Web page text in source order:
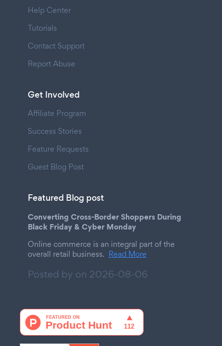
Help Center
Tutorials
Contact Support
Report Abuse
Get Involved
Affiliate Program
Success Stories
Feature Requests
Guest Blog Post
Featured Blog post
Converting Cross-Border Shoppers During
Black Friday & Cyber Monday
Online commerce is an integral part of the
overall retail business. Read More
Posted by on 2026-08-06